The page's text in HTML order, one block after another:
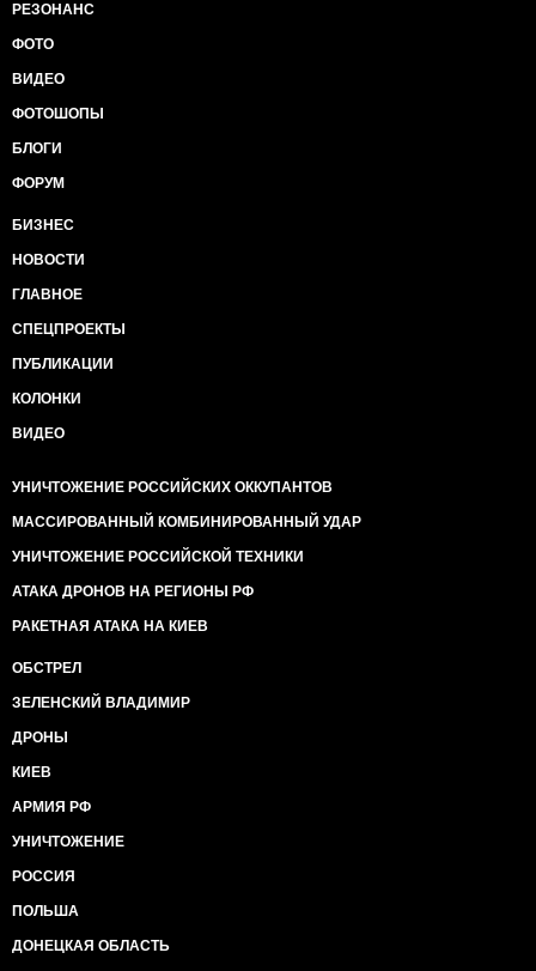
РЕЗОНАНС
ФОТО
ВИДЕО
ФОТОШОПЫ
БЛОГИ
ФОРУМ
БИЗНЕС
НОВОСТИ
ГЛАВНОЕ
СПЕЦПРОЕКТЫ
ПУБЛИКАЦИИ
КОЛОНКИ
ВИДЕО
УНИЧТОЖЕНИЕ РОССИЙСКИХ ОККУПАНТОВ
МАССИРОВАННЫЙ КОМБИНИРОВАННЫЙ УДАР
УНИЧТОЖЕНИЕ РОССИЙСКОЙ ТЕХНИКИ
АТАКА ДРОНОВ НА РЕГИОНЫ РФ
РАКЕТНАЯ АТАКА НА КИЕВ
ОБСТРЕЛ
ЗЕЛЕНСКИЙ ВЛАДИМИР
ДРОНЫ
КИЕВ
АРМИЯ РФ
УНИЧТОЖЕНИЕ
РОССИЯ
ПОЛЬША
ДОНЕЦКАЯ ОБЛАСТЬ